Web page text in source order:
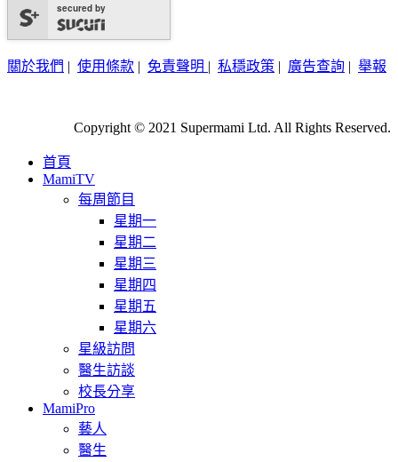
secured by
關於我們 | 使用條款 | 免責聲明 | 私穩政策 | 廣告查詢 | 舉報
Copyright © 2021 Supermami Ltd. All Rights Reserved.
首頁
MamiTV
每周節目
星期一
星期二
星期三
星期四
星期五
星期六
星級訪問
醫生訪談
校長分享
MamiPro
藝人
醫生